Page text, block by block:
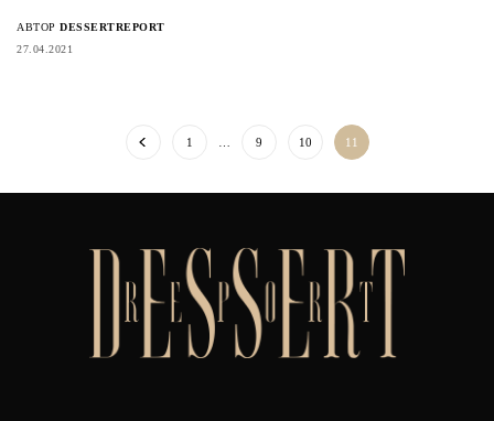
АВТОР DESSERTREPORT
27.04.2021
1 9 10 11